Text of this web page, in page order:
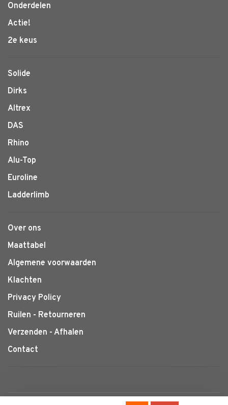
Onderdelen
Actie!
2e keus
Solide
Dirks
Altrex
DAS
Rhino
Alu-Top
Euroline
Ladderlimb
Over ons
Maattabel
Algemene voorwaarden
Klachten
Privacy Policy
Ruilen - Retourneren
Verzenden - Afhalen
Contact